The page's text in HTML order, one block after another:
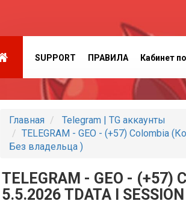
SUPPORT ПРАВИЛА Кабинет
Главная
Telegram | TG аккаунты
TELEGRAM - GEO - (+57) Colombia
Без владельца )
TELEGRAM - GEO - (+57)
5.5.2026 TDATA I